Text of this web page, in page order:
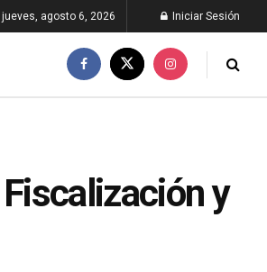
jueves, agosto 6, 2026 Iniciar Sesión
y